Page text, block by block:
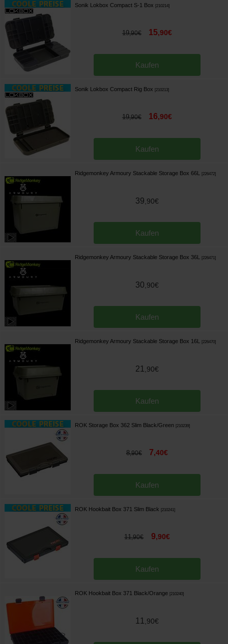
Sonik Lokbox Compact S-1 Box [210214]
19,90€ 15,90€
Kaufen
Sonik Lokbox Compact Rig Box [210213]
19,90€ 16,90€
Kaufen
Ridgemonkey Armoury Stackable Storage Box 66L [226472]
39 90€
Kaufen
Ridgemonkey Armoury Stackable Storage Box 36L [226471]
30 90€
Kaufen
Ridgemonkey Armoury Stackable Storage Box 16L [226470]
21 90€
Kaufen
ROK Storage Box 362 Slim Black/Green [210239]
8,90€ 7,40€
Kaufen
ROK Hookbait Box 371 Slim Black [210241]
11,90€ 9,90€
Kaufen
ROK Hookbait Box 371 Black/Orange [210240]
11 90€